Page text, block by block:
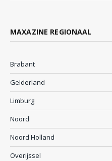
MAXAZINE REGIONAAL
Brabant
Gelderland
Limburg
Noord
Noord Holland
Overijssel